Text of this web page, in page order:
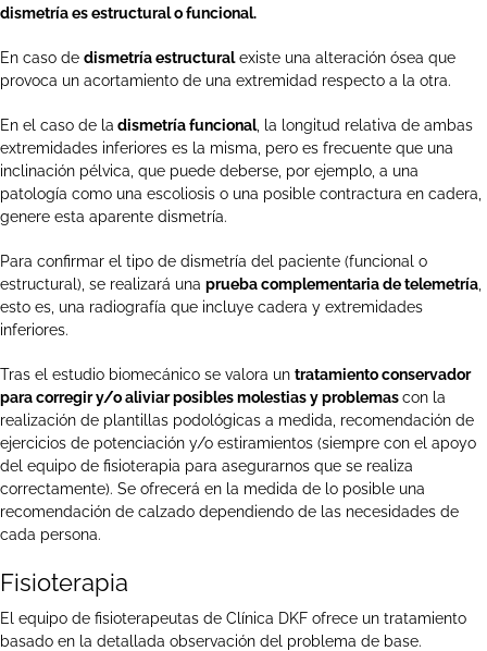
dismetría es estructural o funcional.
En caso de dismetría estructuralexiste una alteración ósea que
provoca un acortamiento de una extremidad respecto a la otra.
En el caso de la dismetría funcional, la longitud relativa de ambas
extremidades inferiores es la misma, pero es frecuente que una
inclinación pélvica, que puede deberse, por ejemplo, a una
patología como una escoliosis o una posible contractura en cadera,
genere esta aparente dismetría.
Para confirmar el tipo de dismetría del paciente (funcional o
estructural), se realizará una prueba complementaria de telemetría
esto es, una radiografía que incluye cadera y extremidades
inferiores.
Tras el estudio biomecánico se valora un tratamiento conservador
para corregir y/o aliviar posibles molestias y problemascon la
realización de plantillas podológicas a medida, recomendación de
ejercicios de potenciación y/o estiramientos (siempre con el apoyo
del equipo de fisioterapia para asegurarnos que se realiza
correctamente). Se ofrecerá en la medida de lo posible una
recomendación de calzado dependiendo de las necesidades de
cada persona.
Fisioterapia
El equipo de fisioterapeutas de Clínica DKF ofrece un tratamiento
basado en la detallada observación del problema de base.